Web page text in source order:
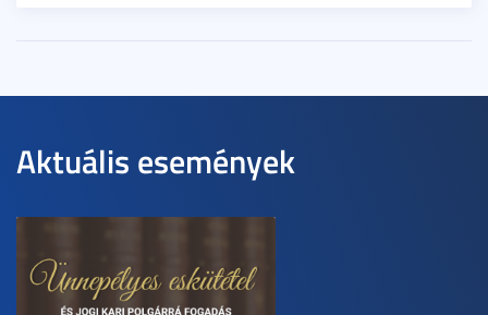
Aktuális események